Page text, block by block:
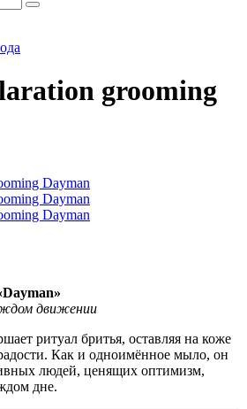
grooming
движении
ритуал бритья, оставляя на коже
Как и одноимённое мыло, он
людей, ценящих оптимизм,
дне.